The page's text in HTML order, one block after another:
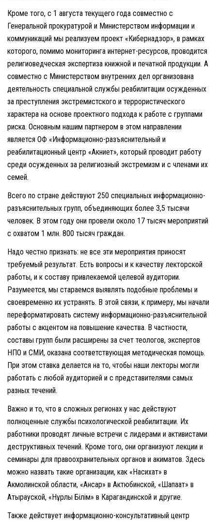
Кроме того, с 1 августа текущего года совместно с
Генеральной прокуратурой и Министерством информации и
коммуникаций мы реализуем проект «Кибернадзор», в рамках
которого, помимо мониторинга интернет-ресурсов, проводится
религиоведческая экспертиза книжной и печатной продукции. А
совместно с Министерством внутренних дел организована
деятельность специальной службы реабилитации осужденных
за преступления экстремистского и террористического
характера на основе проектного подхода к работе с группами
риска. Основным нашим партнером в этом направлении
является ОФ «Информационно-разъяснительный и
реабилитационный центр «Акниет», который проводит работу
среди осужденных за религиозный экстремизм и с членами их
семей.
Всего по стране действуют 250 специальных информационно-
разъяснительных групп, объединяющих более 3,5 тысячи
человек. В этом году они провели около 17 тысяч мероприятий
с охватом 1 млн. 800 тысяч граждан.
Надо честно признать: не все эти мероприятия приносят
требуемый результат. Есть вопросы и к качеству лекторской
работы, и к составу привлекаемой целевой аудитории.
Разумеется, мы стараемся выявлять подобные проблемы и
своевременно их устранять. В этой связи, к примеру, мы начали
переформатировать систему информационно-разъяснительной
работы с акцентом на повышение качества. В частности,
составы групп были расширены за счет теологов, экспертов
НПО и СМИ, оказана соответствующая методическая помощь.
При этом ставка делается на то, чтобы наши лекторы могли
работать с любой аудиторией и с представителями самых
разных течений.
Важно и то, что в сложных регионах у нас действуют
полноценные службы психологической реабилитации. Их
работники проводят личные встречи с лидерами и активистами
деструктивных течений. Кроме того, они организуют лекции и
семинары для правоохранительных органов и акиматов. Здесь
можно назвать такие организации, как «Насихат» в
Акмолинской области, «Ансар» в Актюбинской, «Шапағат» в
Атырауской, «Нұрлы Білім» в Карагандинской и другие.
Также действует информационно-консультативный центр